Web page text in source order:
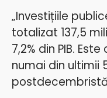
„Investițiile
totalizat 137,5
7,2% din PIB.
numai din ultimii